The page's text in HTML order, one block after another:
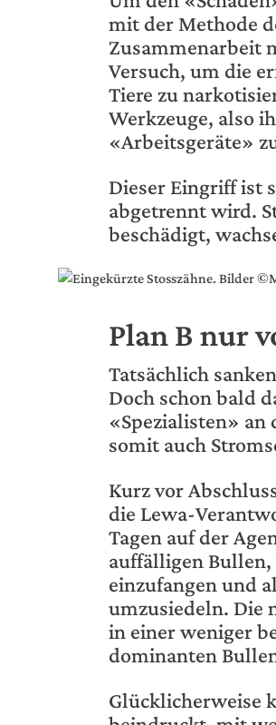
mit der Methode
Zusammenarbeit
Versuch, um die
Tiere zu
Werkzeuge, also
«Arbeitsgeräte»
Dieser Eingriff ist
abgetrennt wird.
beschädigt,
Plan B nur
Tatsächlich
Doch schon bald
«Spezialisten» an
somit auch
Kurz vor
die Lewa-
Tagen auf der
auffälligen
einzufangen und
umzusiedeln. Die
in einer weniger
dominanten
Glücklicherweise